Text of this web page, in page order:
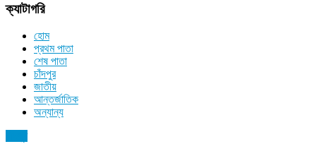
ক্যাটাগরি
হোম
প্রথম পাতা
শেষ পাতা
চাঁদপুর
জাতীয়
আন্তর্জাতিক
অন্যান্য